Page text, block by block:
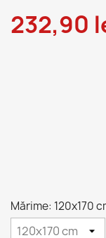
232,90
Mărime: 120x170